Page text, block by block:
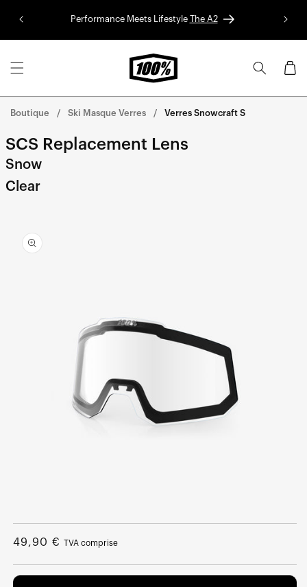
contenu
Performance Meets Lifestyle The A2
Panier
Boutique Ski Masque Verres Verres Snowcraft S
SCS Replacement Lens
Snow
Clear
informations
sur le
le
média
1
une
fenêtre
Prix
49,90 € TVA comprise